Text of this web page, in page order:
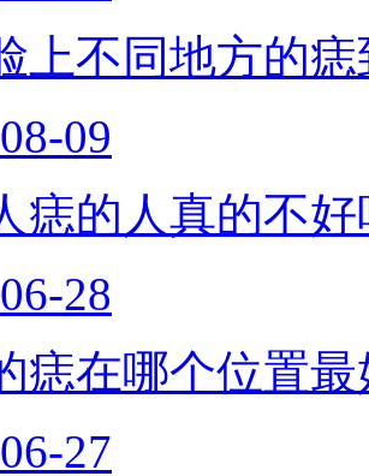
上不同地方的
09
痣的人真的不好
28
痣在哪个位置最
27